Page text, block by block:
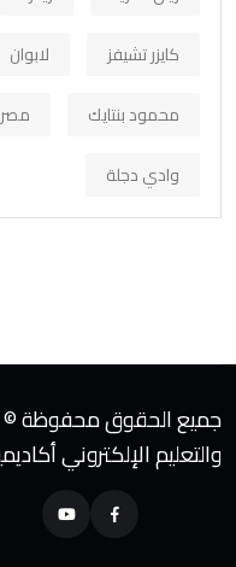
كايزر تشيفز
لابوان
محمود بنتايك
مصر
وادي دجلة
والتعليم الإلكتروني